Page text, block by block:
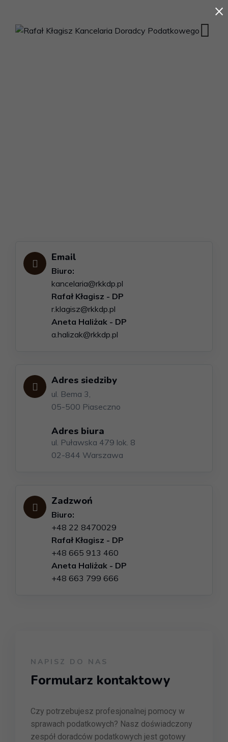
Email
Biuro:
kancelaria@rkkdp.pl
Rafał Kłagisz - DP
r.klagisz@rkkdp.pl
Aneta Haliżak - DP
a.halizak@rkkdp.pl
Adres siedziby
ul. Bema 3,
05-500 Piaseczno
Adres biura
ul. Puławska 479 lok. 8
02-844 Warszawa
Zadzwoń
Biuro:
+48 22 8470029
Rafał Kłagisz - DP
+48 665 913 460
Aneta Haliżak - DP
+48 663 799 666
NAPISZ DO NAS
Formularz kontaktowy
Czy potrzebujesz profesjonalnej pomocy w
sprawach podatkowych? Nasz doświadczony
zespół doradców podatkowych jest gotowy
×